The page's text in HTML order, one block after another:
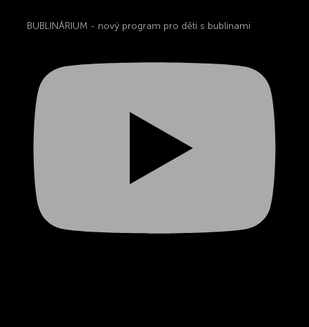
BUBLINÁRIUM - nový program pro děti s bublinami